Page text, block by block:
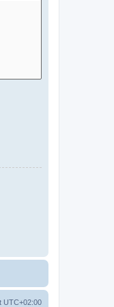
UTC+02:00